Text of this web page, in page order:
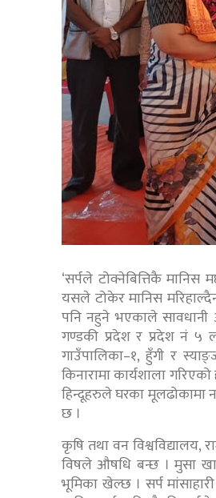
‘सर्पले टोक्नेबित्तिकै
यसले टोकेर मानिस
पनि नहुने भएकाले सावधानी
गण्डकी प्रदेश र प्रदेश नं ५
गाउँपालिका–१, हुँगी र
किनारामा कार्यशाला
हिन्दूहरुले घरका मूलढोकामा
छ ।
कृषि तथा वन विश्वविद्यालय,
विषले औषधि बन्छ । मुसा
भूमिका खेल्छ । सर्प